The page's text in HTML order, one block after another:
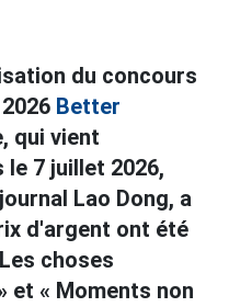
du concours
Better
qui vient
7 juillet 2026,
Lao Dong, a
d'argent ont été
choses
et « Moments non